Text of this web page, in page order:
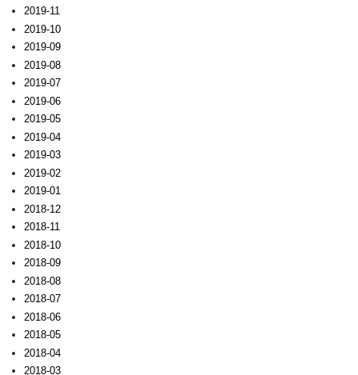
2019-11
2019-10
2019-09
2019-08
2019-07
2019-06
2019-05
2019-04
2019-03
2019-02
2019-01
2018-12
2018-11
2018-10
2018-09
2018-08
2018-07
2018-06
2018-05
2018-04
2018-03